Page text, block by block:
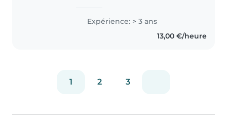
toddlers and preschoolers in
Germany and Paris, France. I
hold a Bachelor's degree in..
Expérience: > 3 ans
13,00 €/heure
1 2 3